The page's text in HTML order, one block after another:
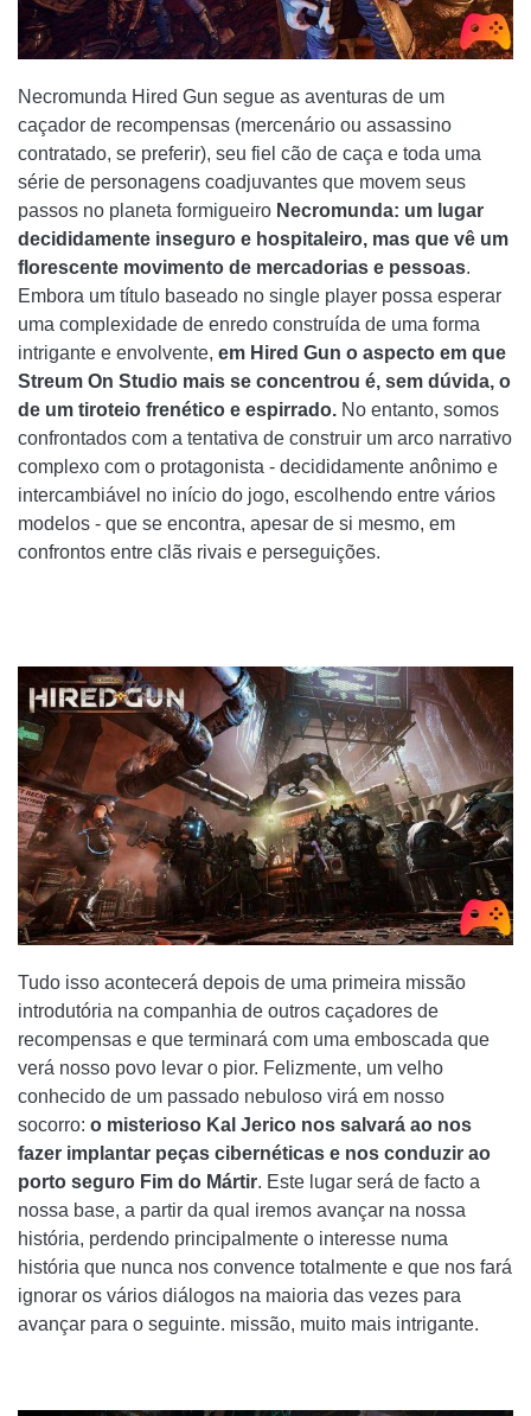
Necromunda Hired Gun segue as aventuras de um
caçador de recompensas (mercenário ou assassino
contratado, se preferir), seu fiel cão de caça e toda uma
série de personagens coadjuvantes que movem seus
passos no planeta formigueiro Necromunda: um lugar
decididamente inseguro e hospitaleiro, mas que vê um
florescente movimento de mercadorias e pessoas.
Embora um título baseado no single player possa esperar
uma complexidade de enredo construída de uma forma
intrigante e envolvente, em Hired Gun o aspecto em que
Streum On Studio mais se concentrou é, sem dúvida, o
de um tiroteio frenético e espirrado. No entanto, somos
confrontados com a tentativa de construir um arco narrativo
complexo com o protagonista - decididamente anônimo e
intercambiável no início do jogo, escolhendo entre vários
modelos - que se encontra, apesar de si mesmo, em
confrontos entre clãs rivais e perseguições.
Tudo isso acontecerá depois de uma primeira missão
introdutória na companhia de outros caçadores de
recompensas e que terminará com uma emboscada que
verá nosso povo levar o pior. Felizmente, um velho
conhecido de um passado nebuloso virá em nosso
socorro: o misterioso Kal Jerico nos salvará ao nos
fazer implantar peças cibernéticas e nos conduzir ao
porto seguro Fim do Mártir. Este lugar será de facto a
nossa base, a partir da qual iremos avançar na nossa
história, perdendo principalmente o interesse numa
história que nunca nos convence totalmente e que nos fará
ignorar os vários diálogos na maioria das vezes para
avançar para o seguinte. missão, muito mais intrigante.